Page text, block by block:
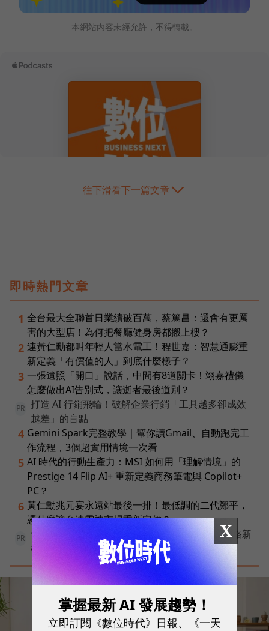
本網站內容未經允許，不得轉載。
往下滑看下一篇文章
即時熱門文章
1 全台最大全聯首日業績破百萬，蔡篤昌：還會有更厲
害的大型店！為何把餐廳健身房都搬上樓？
2 連黃仁勳都叫年輕人當水電工！程世嘉：智慧通膨重
新定義「有價值的人」到底什麼樣子？
3 一張遺照「開口」說話，中間有8道關卡！翊嘉禮儀
怎麼做出AI告別式，讓逝者最後道別？
PR
打造 AI 行銷飛輪！破解企業行銷「工具越多卻成效
越差」的盲點
4 Gemini Spark完整教學｜幫你讀Gmail、自動跑完工
作流程，3個超實用情境一次看
5 AI 時代的行動生產力：MSI 如何用「理解情境」的
Prestige 14 Flip AI+ 重新定義商務筆電與 Copilot+
PC？
6 黃仁勳兆元宴永遠站最後一排！最低調的二代鄭平，
憑什麼讓台達電被市場重新定價？
PR
告別極速迷思！台灣大哥大奪國際雙冠揭密好網路新
標準
X
掌握最新 AI 發展趨勢！
立即訂閱《數位時代》日報、《一天